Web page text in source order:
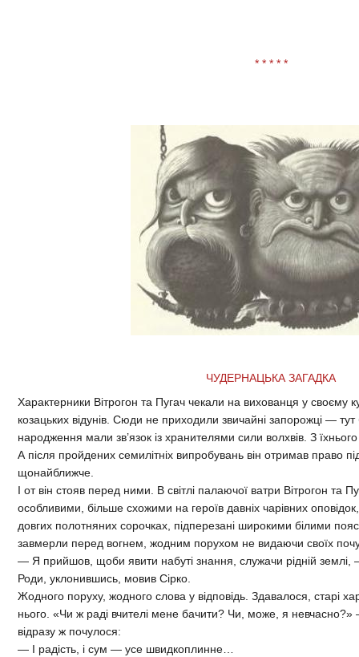
* * * * *
ЧУДЕРНАЦЬКА ЗАГАДКА
Характерники Вітрогон та Пугач чекали на вихованця у своєму
козацьких відунів. Сюди не приходили звичайні запорожці — тут
народження мали зв’язок із хранителями сили волхвів. З
А після пройдених семилітніх випробувань він отримав право
щонайближче.
І от він стояв перед ними. В світлі палаючої ватри Вітрогон та
особливими, більше схожими на героїв давніх чарівних
довгих полотняних сорочках, підперезані широкими білими
завмерли перед вогнем, жодним порухом не видаючи своїх
— Я прийшов, щоби явити набуті знання, служачи рідній землі,
Роди, уклонившись, мовив Сірко.
Жодного поруху, жодного слова у відповідь. Здавалося, старі
нього. «Чи ж раді вчителі мене бачити? Чи, може, я
відразу ж почулося:
— І радість, і сум — усе швидкоплинне…